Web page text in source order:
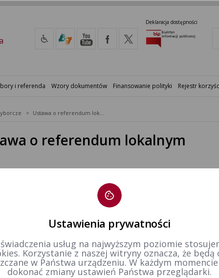
Deklaracja dostępności
i referenda Wzory dokumentów Finansowanie polityki Rejestr
Ustawa o referendum lokalnym
o referendum lokalnym
15-12-2015 19:09
Bartosz Goździk
zobacz cały rejestr
Ustawienia prywatności
usług na najwyższym poziomie
Korzystanie z naszej witryny oznacza, że będą
w Państwa urządzeniu. W każdym
dokonać zmiany ustawień Państwa przeglądarki.